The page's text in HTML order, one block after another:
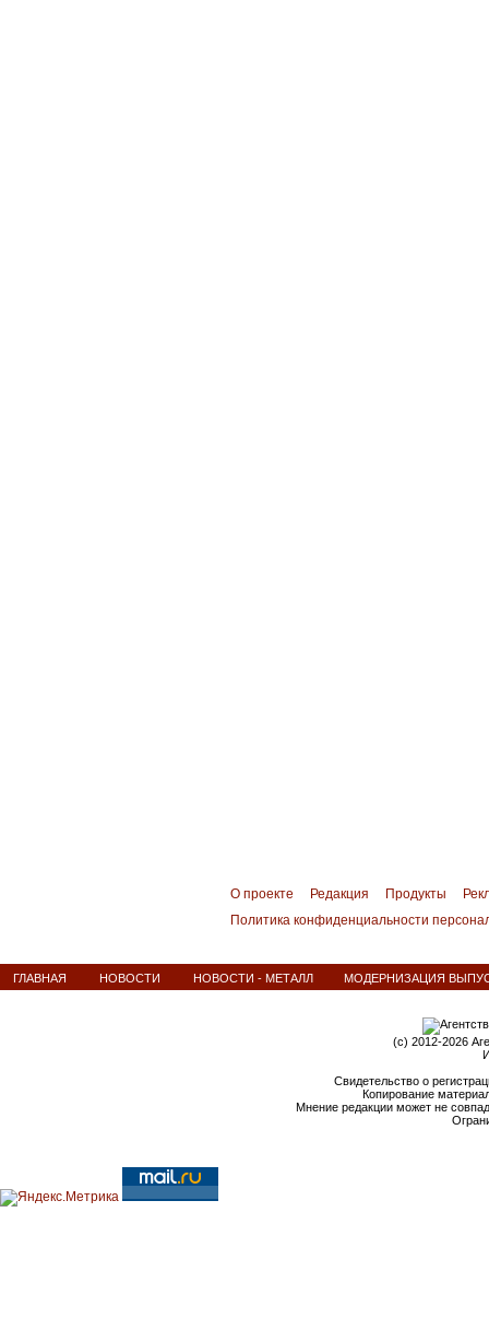
О проекте Редакция Продукты
Политика конфиденциальности
ГЛАВНАЯ НОВОСТИ НОВОСТИ - МЕТАЛЛ МОДЕРНИЗАЦИЯ
(c) 2012-2026
Свидетельство о
Копирование
Мнение редакции может не